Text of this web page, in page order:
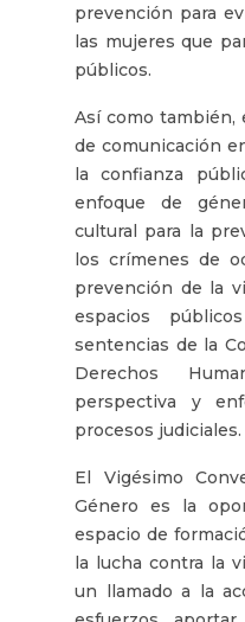
prevención para
las mujeres que
públicos.
Así como también,
de comunicación
la confianza
enfoque de
cultural para la
los crímenes de
prevención de la
espacios
sentencias de la
Derechos
perspectiva y
procesos judiciales.
El Vigésimo
Género es la
espacio de
la lucha contra la
un llamado a la